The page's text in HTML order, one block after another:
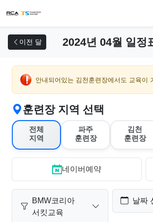
이전 달 2024년 04월 일정
안내되어있는 김천훈련장에서도 교육이
훈련장 지역 선택
전체
지역
파주
훈련장
김천
훈련장
네이버예약
BMW코리아
서킷교육
날짜